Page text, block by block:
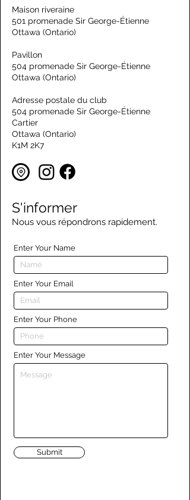
Maison riveraine
501 promenade Sir George-Étienne
Ottawa (Ontario)
Pavillon
504 promenade Sir George-Étienne
Ottawa (Ontario)
Adresse postale du club
504 promenade Sir George-Étienne
Cartier
Ottawa (Ontario)
K1M 2K7
S'informer
Nous vous répondrons rapidement.
Enter Your Name
Enter Your Email
Enter Your Phone
Enter Your Message
Submit